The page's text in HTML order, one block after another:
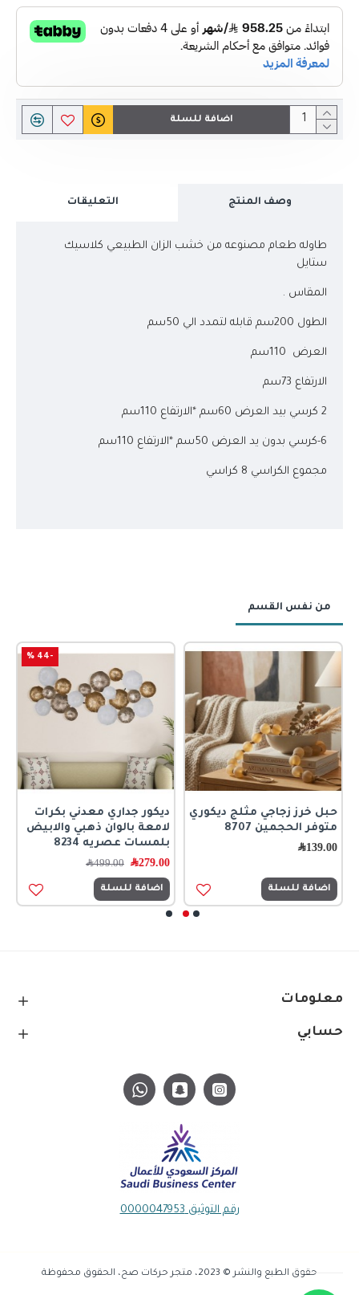
اضافة للسلة
وصف المنتج التعليقات
طاوله طعام مصنوعه من خشب الزان الطبيعي كلاسيك
ستايل
المقاس .
الطول 200سم قابله لتمدد الي 50سم
العرض 110سم
الارتفاع 73سم
2 كرسي بيد العرض 60سم *الارتفاع 110سم
6-كرسي بدون يد العرض 50سم *الارتفاع 110سم
مجموع الكراسي 8 كراسي
من نفس القسم
حبل خرز زجاجي مثلج ديكوري
متوفر الحجمين 8707
139.00﷼
اضافة للسلة
-44 %
ديكور جداري معدني بكرات
لامعة بالوان ذهبي والابيض
بلمسات عصريه 8234
279.00﷼ 499.00﷼
اضافة للسلة
معلومات
حسابي
رقم التوثيق 0000047953
حقوق الطبع والنشر © 2023، متجر حركات صح، الحقوق محفوظة